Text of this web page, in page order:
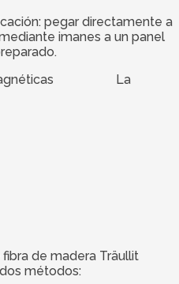
pegar directamente a
imanes a un panel
La
de madera Träullit
métodos: